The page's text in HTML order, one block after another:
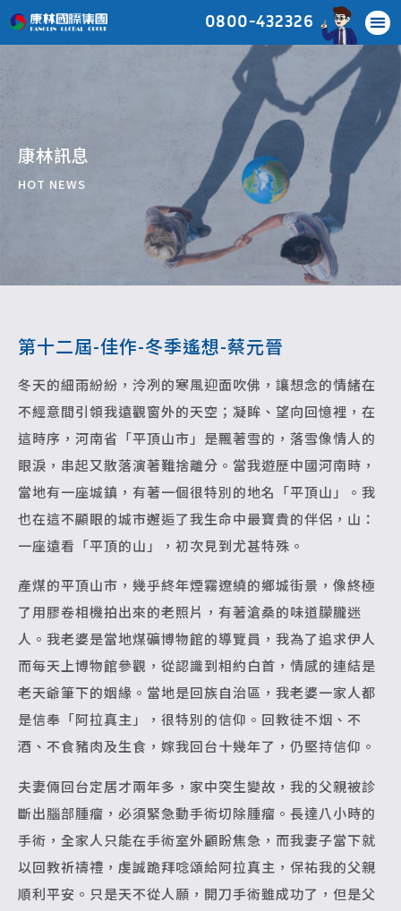
0800-432326
康林訊息
HOT NEWS
第十二屆-佳作-冬季遙想-蔡元晉
冬天的細雨紛紛，泠冽的寒風迎面吹佛，讓想念的情緒在
不經意間引領我遠觀窗外的天空；凝眸、望向回憶裡，在
這時序，河南省「平頂山市」是飄著雪的，落雪像情人的
眼淚，串起又散落演著難捨離分。當我遊歷中國河南時，
當地有一座城鎮，有著一個很特別的地名「平頂山」。我
也在這不顯眼的城市邂逅了我生命中最寶貴的伴侶，山：
一座遠看「平頂的山」，初次見到尤甚特殊。
產煤的平頂山市，幾乎終年煙霧遼繞的鄉城街景，像終極
了用膠卷相機拍出來的老照片，有著滄桑的味道朦朧迷
人。我老婆是當地煤礦博物館的導覽員，我為了追求伊人
而每天上博物館參觀，從認識到相約白首，情感的連結是
老天爺筆下的姻緣。當地是回族自治區，我老婆一家人都
是信奉「阿拉真主」，很特別的信仰。回教徒不烟、不
酒、不食豬肉及生食，嫁我回台十幾年了，仍堅持信仰。
夫妻倆回台定居才兩年多，家中突生變故，我的父親被診
斷出腦部腫瘤，必須緊急動手術切除腫瘤。長達八小時的
手術，全家人只能在手術室外顧盼焦急，而我妻子當下就
以回教祈禱禮，虔誠跪拜唸頌給阿拉真主，保祐我的父親
順利平安。只是天不從人願，開刀手術雖成功了，但是父